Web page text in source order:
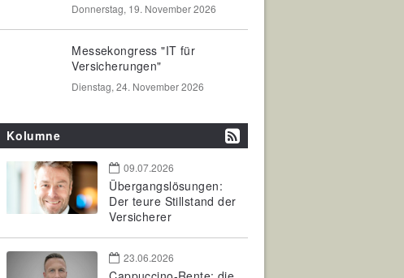
Donnerstag, 19. November 2026
Messekongress "IT für
Versicherungen"
Dienstag, 24. November 2026
Kolumne
09.07.2026
Übergangslösungen:
Der teure Stillstand der
Versicherer
23.06.2026